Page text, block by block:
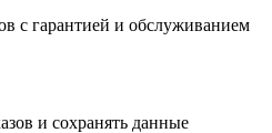
с гарантией и обслуживанием
и сохранять данные